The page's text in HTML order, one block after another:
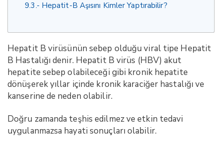
9.3. Hepatit-B Aşısını Kimler Yaptırabilir?
Hepatit B virüsünün sebep olduğu viral tipe Hepatit
B Hastalığı denir. Hepatit B virüs (HBV) akut
hepatite sebep olabileceği gibi kronik hepatite
dönüşerek yıllar içinde kronik karaciğer hastalığı ve
kanserine de neden olabilir.
Doğru zamanda teşhis edilmez ve etkin tedavi
uygulanmazsa hayati sonuçları olabilir.